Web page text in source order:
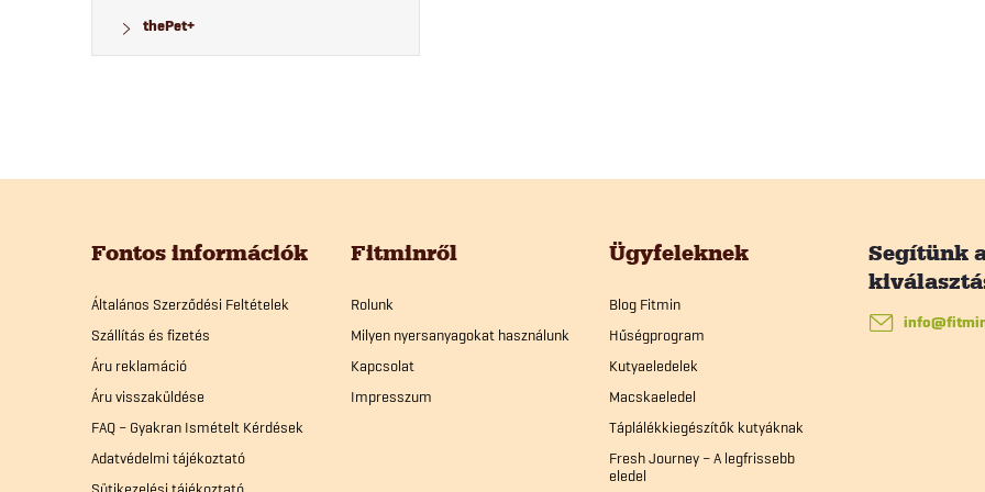
thePet+
Fontos információk
Általános Szerződési Feltételek
Szállítás és fizetés
Áru reklamáció
Áru visszaküldése
FAQ – Gyakran Ismételt Kérdések
Adatvédelmi tájékoztató
Fitminről
Rolunk
Milyen nyersanyagokat használunk
Kapcsolat
Impresszum
Ügyfeleknek
Blog Fitmin
Hűségprogram
Kutyaeledelek
Macskaeledel
Táplálékkiegészítők kutyáknak
Fresh Journey – A legfrissebb
eledel
info@